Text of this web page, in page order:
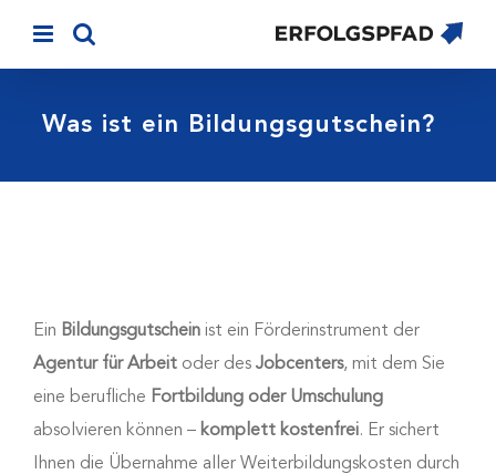
Was ist ein Bildungsgutschein?
Ein Bildungsgutschein ist ein Förderinstrument der
Agentur für Arbeit oder des Jobcenters, mit dem Sie
eine berufliche Fortbildung oder Umschulung
absolvieren können – komplett kostenfrei. Er sichert
Ihnen die Übernahme aller Weiterbildungskosten durch